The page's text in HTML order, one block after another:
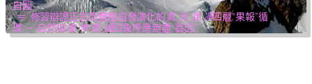
自圓
＝ 修習辯證正念而體驗自發演化的氣,光,我,凈四層“果報”循
環 ─ 自然如復,坤,乾,逅四象呼應無盡“善因”